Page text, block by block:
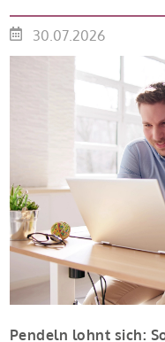
verbilligt: Heutiger
Jahren Laufzeit und 10
Antragstellende
Sanierung binnen 54
Sanierung in
30.07.2026